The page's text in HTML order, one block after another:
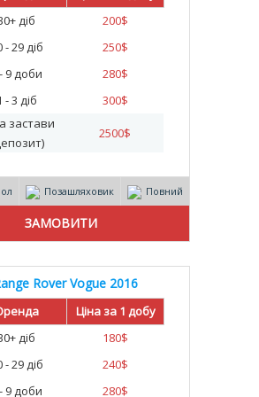
діб
200$
- 29 діб
250$
9 доби
280$
- 3 діб
300$
застави
2500$
Позашляховик Повний
Rover Vogue 2016
Ціна за 1 добу
діб
180$
- 29 діб
240$
9 доби
280$